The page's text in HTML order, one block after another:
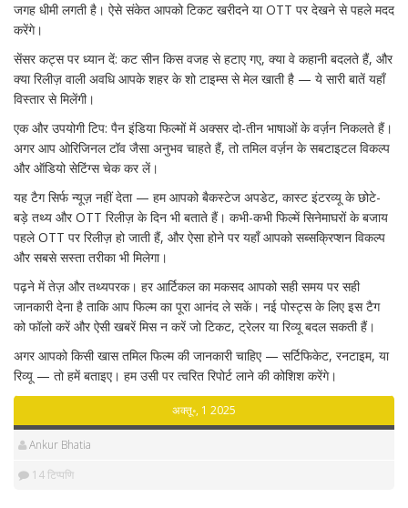
जगह धीमी लगती है। ऐसे संकेत आपको टिकट खरीदने या OTT पर देखने से पहले मदद
करेंगे।
सेंसर कट्स पर ध्यान दें: कट सीन किस वजह से हटाए गए, क्या वे कहानी बदलते हैं, और
क्या रिलीज़ वाली अवधि आपके शहर के शो टाइम्स से मेल खाती है — ये सारी बातें यहाँ
विस्तार से मिलेंगी।
एक और उपयोगी टिप: पैन इंडिया फिल्मों में अक्सर दो-तीन भाषाओं के वर्ज़न निकलते हैं।
अगर आप ओरिजिनल टॉव जैसा अनुभव चाहते हैं, तो तमिल वर्ज़न के सबटाइटल विकल्प
और ऑडियो सेटिंग्स चेक कर लें।
यह टैग सिर्फ न्यूज़ नहीं देता — हम आपको बैकस्टेज अपडेट, कास्ट इंटरव्यू के छोटे-
बड़े तथ्य और OTT रिलीज़ के दिन भी बताते हैं। कभी-कभी फिल्में सिनेमाघरों के बजाय
पहले OTT पर रिलीज़ हो जाती हैं, और ऐसा होने पर यहाँ आपको सब्सक्रिप्शन विकल्प
और सबसे सस्ता तरीका भी मिलेगा।
पढ़ने में तेज़ और तथ्यपरक। हर आर्टिकल का मकसद आपको सही समय पर सही
जानकारी देना है ताकि आप फिल्म का पूरा आनंद ले सकें। नई पोस्ट्स के लिए इस टैग
को फॉलो करें और ऐसी खबरें मिस न करें जो टिकट, ट्रेलर या रिव्यू बदल सकती हैं।
अगर आपको किसी खास तमिल फिल्म की जानकारी चाहिए — सर्टिफिकेट, रनटाइम, या
रिव्यू — तो हमें बताइए। हम उसी पर त्वरित रिपोर्ट लाने की कोशिश करेंगे।
अक्तू॰, 1 2025
Ankur Bhatia
14 टिप्पणि